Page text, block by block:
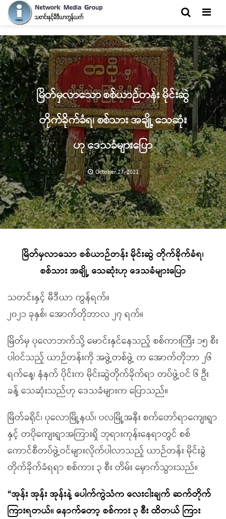
မြိတ်မှလာသော စစ်ယာဉ်တန်း မိုင်းဆွဲ
တိုက်ခိုက်ခံရ၊ စစ်သား အချို့ သေဆုံး
ဟု ဒေသခံများပြော
October 27, 2021
မြိတ်မှလာသော စစ်ယာဉ်တန်း မိုင်းဆွဲ တိုက်ခိုက်ခံရ၊
စစ်သား အချို့ သေဆုံးဟု ဒေသခံများပြော
သတင်းနှင့် မီဒီယာ ကွန်ရက်။
၂၀၂၁ ခုနှစ်၊ အောက်တိုဘာလ ၂၇ ရက်။
မြိတ်မှ ပုလောဘက်သို့ မောင်းနှင်နေသည့် စစ်ကားကြီး ၁၅ စီး
ပါဝင်သည့် ယာဉ်တန်းကို အဖွဲ့တစ်ဖွဲ့ က အောက်တိုဘာ ၂၆
ရက်နေ့၊ နံနက် ပိုင်းက မိုင်းဆွဲတိုက်ခိုက်ရာ တပ်ဖွဲ့ဝင် ၆ ဦး
ခန့် သေဆုံးသည်ဟု ဒေသခံများက ပြောသည်။
မြိတ်ခရိုင်၊ ပုလောမြို့နယ်၊ ပလမြို့အနီး စက်တော်ရာကျေးရွာ
နှင့် တပိုကျေးရွာအကြားရှိ ဘုရားကုန်းနေရာတွင် စစ်
ကောင်စီတပ်ဖွဲ့ဝင်များလိုက်ပါလာသည့် ယာဉ်တန်း မိုင်းခွဲ
တိုက်ခိုက်ခံရရာ စစ်ကား ၃ စီး တိမ်း မှောက်သွားသည်။
“အုန်း အုန်း အုန်းနဲ့ ပေါက်ကွဲသံက လေးငါးချက် ဆက်တိုက်
ကြားရတယ်။ နောက်တော့ စစ်ကား ၃ စီး ထိတယ် ကြား